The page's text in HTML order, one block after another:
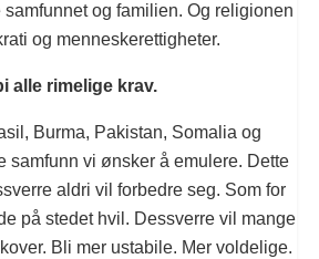
og familien. Og religionen
og menneskerettigheter.
alle rimelige krav.
Burma, Pakistan, Somalia og
samfunn vi ønsker å emulere. Dette
aldri vil forbedre seg. Som for
på stedet hvil. Dessverre vil mange
Bli mer ustabile. Mer voldelige.